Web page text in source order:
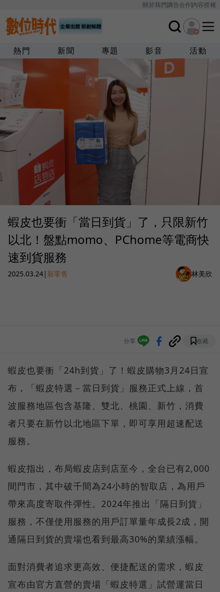
關於我們廣告合作內容授權
熱門 新聞 專題 影音 活動
蝦皮也要衝「當日到貨」了，只限新竹
以北！盤點momo、PChome等電商快
速到貨服務
2025.03.24| 新零售 林美欣
分享 收藏
蝦皮也要衝「24h到貨」了！蝦皮購物3月24日宣
布，「蝦皮特選－當日到貨」服務正式上線，首
波服務地區包含基隆、雙北、桃園、新竹，消費
者只要在新竹以北地區下單，即可享用超速配送
服務。
蝦皮指出，布局蝦皮店到店至今，全台已有2,000
間門市，其中破千間為24小時的智取店，為用戶
帶來高度寄取件彈性。2024年推出「隔日到貨」
服務，不僅使用服務的用戶訂單量年成長2成，開
通隔日到貨的賣場也看到最高30%的業績漲幅。
面對消費者追求更高效、便捷配送的需求，蝦皮
宣布由官方直營的賣場「蝦皮特選」試營運當日